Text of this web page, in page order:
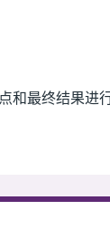
和最终结果进